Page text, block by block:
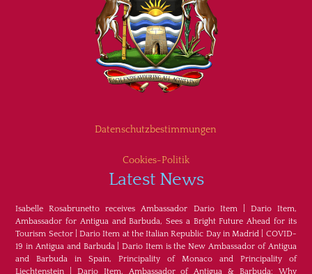
Datenschutzbestimmungen
Cookies-Politik
Latest News
Isabelle Rosabrunetto receives Ambassador Dario Item| Dario Item,
Ambassador for Antigua and Barbuda, Sees a Bright Future Ahead for its
Tourism Sector|Dario Item at the Italian Republic Day in Madrid
COVID-
19 in Antigua and Barbuda|Dario Item is the New Ambassador of Antigua
and Barbuda in Spain, Principality of Monaco and Principality of
Liechtenstein |Dario Item, Ambassador of Antigua & Barbuda: Why